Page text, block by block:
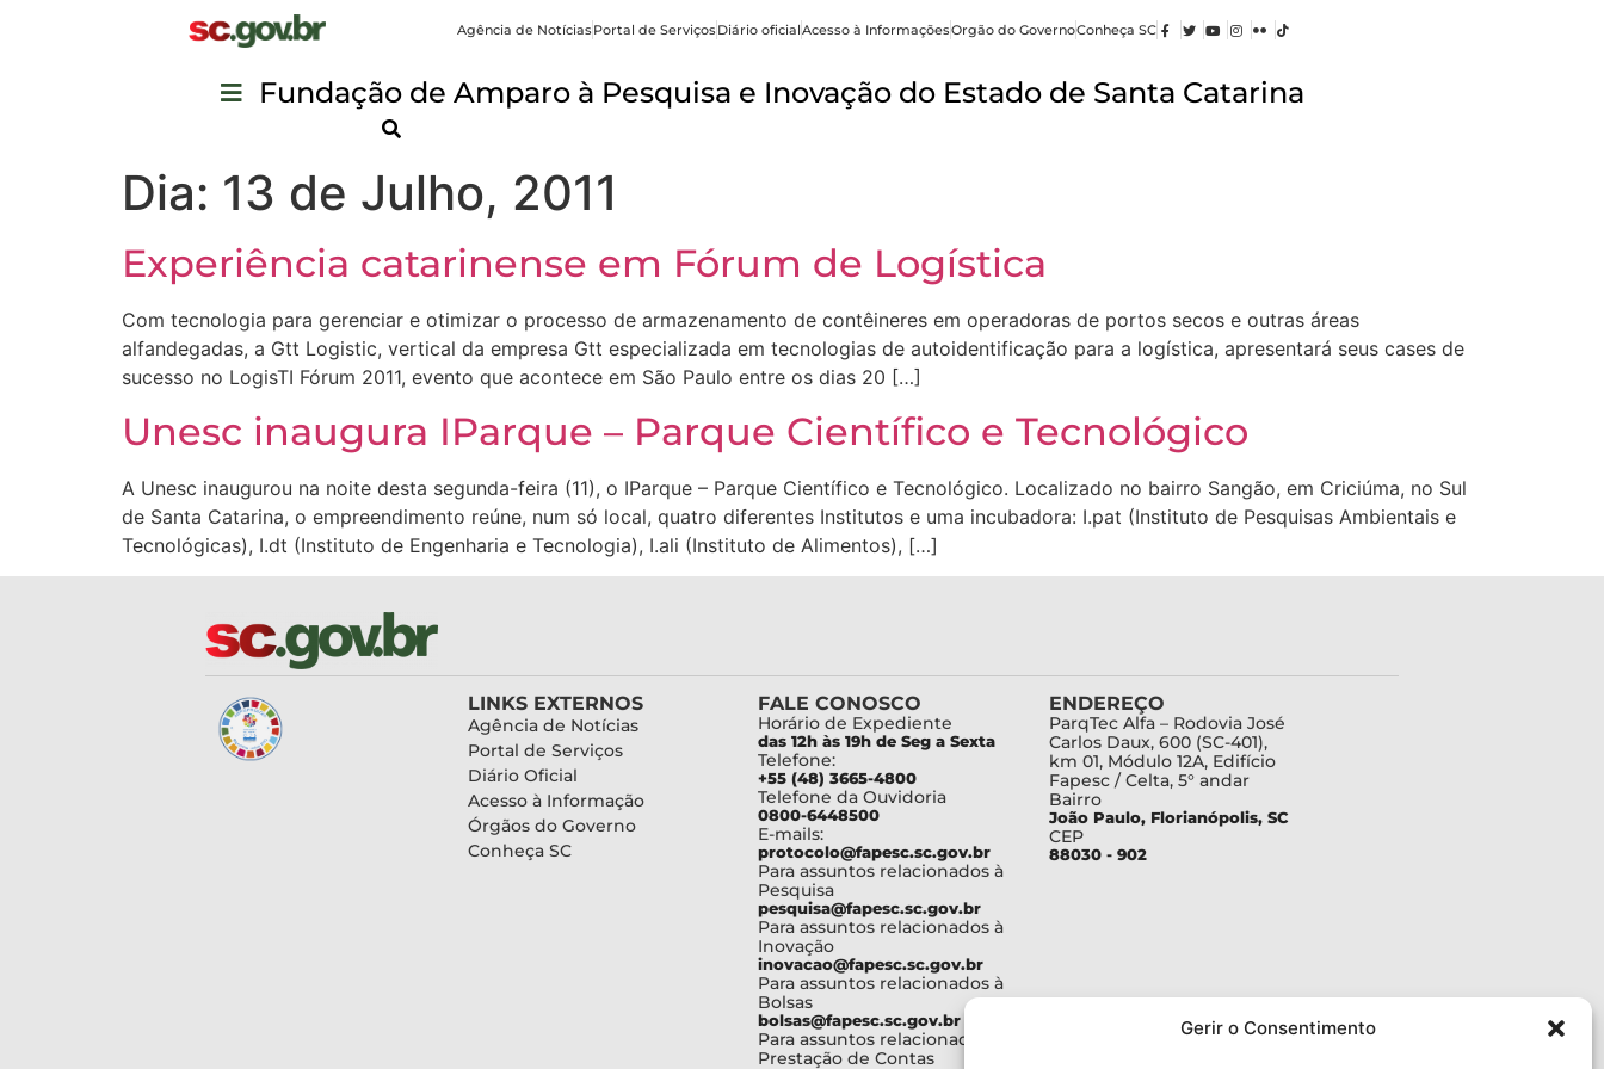
Gerir o Consentimento
Agência de NotíciasPortal de ServiçosDiário oficialAcesso à InformaçõesOrgão do GovernoConheça SC
Fundação de Amparo à Pesquisa e Inovação do Estado de Santa Catarina
Dia: 13 de Julho, 2011
Experiência catarinense em Fórum de Logística
Com tecnologia para gerenciar e otimizar o processo de armazenamento de contêineres em operadoras de portos secos e outras áreas
alfandegadas, a Gtt Logistic, vertical da empresa Gtt especializada em tecnologias de autoidentificação para a logística, apresentará seus cases de
sucesso no LogisTI Fórum 2011, evento que acontece em São Paulo entre os dias 20 […]
Unesc inaugura IParque – Parque Científico e Tecnológico
A Unesc inaugurou na noite desta segunda-feira (11), o IParque – Parque Científico e Tecnológico. Localizado no bairro Sangão, em Criciúma, no Sul
de Santa Catarina, o empreendimento reúne, num só local, quatro diferentes Institutos e uma incubadora: I.pat (Instituto de Pesquisas Ambientais e
Tecnológicas), I.dt (Instituto de Engenharia e Tecnologia), I.ali (Instituto de Alimentos), […]
LINKS EXTERNOS
Agência de Notícias
Portal de Serviços
Diário Oficial
Acesso à Informação
Órgãos do Governo
Conheça SC
FALE CONOSCO
Horário de Expediente
das 12h às 19h de Seg a Sexta
Telefone:
+55 (48) 3665-4800
Telefone da Ouvidoria
0800-6448500
E-mails:
protocolo@fapesc.sc.gov.br
Para assuntos relacionados à
Pesquisa
pesquisa@fapesc.sc.gov.br
Para assuntos relacionados à
Inovação
inovacao@fapesc.sc.gov.br
Para assuntos relacionados à
Bolsas
bolsas@fapesc.sc.gov.br
Para assuntos relacionados à
Prestação de Contas
ENDEREÇO
ParqTec Alfa – Rodovia José
Carlos Daux, 600 (SC-401),
km 01, Módulo 12A, Edifício
Fapesc / Celta, 5° andar
Bairro
João Paulo, Florianópolis, SC
CEP
88030 - 902